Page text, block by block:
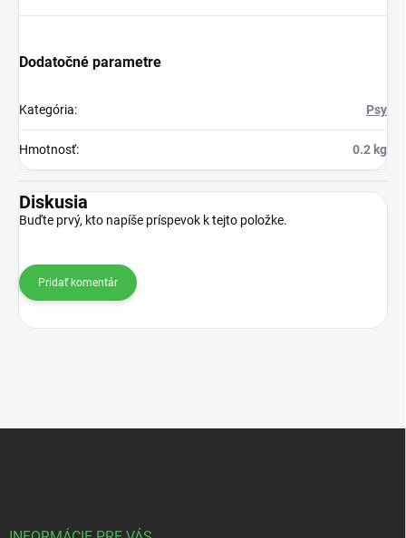
Dodatočné parametre
Kategória: Psy
Hmotnosť: 0.2 kg
Diskusia
Buďte prvý, kto napíše príspevok k tejto položke.
Pridať komentár